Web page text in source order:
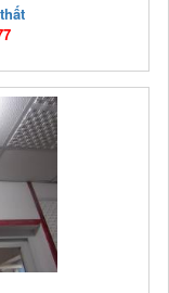
mang hơi
gian phong ...